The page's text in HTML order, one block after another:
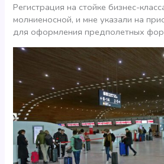
Регистрация на стойке бизнес-
молниеносной, и мне указали на
для оформления предполетных